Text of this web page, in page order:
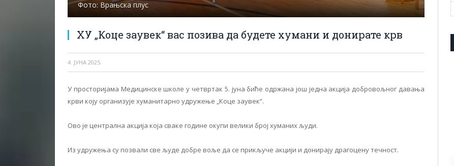
Фото: Врањска плус
ХУ „Коце заувек“ вас позива да будете хумани и донирате крв
4. ЈУНА 2025.
У просторијама Медицинске школе у четвртак 5. јуна биће одржана још једна акција добровољног давања
крви коју организује хуманитарно удружење „Коце заувек“.
Ово је централна акција која сваке године окупи велики број хуманих људи.
Из удружења су позвали све људе добре воље да се прикључе акцији и донирају драгоцену течност.